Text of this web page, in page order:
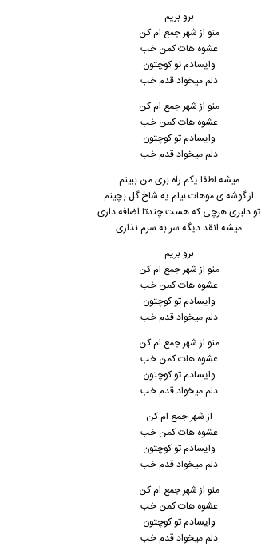
برو بریم
منو از شهر جمع ام کن
عشوه هات کمن خب
وایسادم تو کوچتون
دلم میخواد قدم خب
منو از شهر جمع ام کن
عشوه هات کمن خب
وایسادم تو کوچتون
دلم میخواد قدم خب
میشه لطفا یکم راه بری من ببینم
از گوشه ی موهات بیام یه شاخ گل بچینم
تو دلبری هرچی که هست چندتا اضافه داری
میشه انقد دیگه سر به سرم نذاری
برو بریم
منو از شهر جمع ام کن
عشوه هات کمن خب
وایسادم تو کوچتون
دلم میخواد قدم خب
منو از شهر جمع ام کن
عشوه هات کمن خب
وایسادم تو کوچتون
دلم میخواد قدم خب
از شهر جمع ام کن
عشوه هات کمن خب
وایسادم تو کوچتون
دلم میخواد قدم خب
منو از شهر جمع ام کن
عشوه هات کمن خب
وایسادم تو کوچتون
دلم میخواد قدم خب